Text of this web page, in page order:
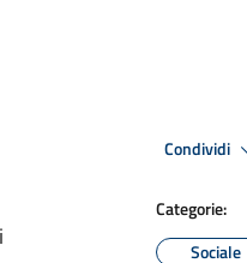
Condividi
Categorie:
Sociale